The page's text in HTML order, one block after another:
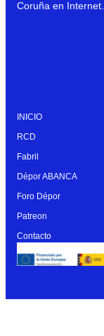
Coruña en Internet.
INICIO
RCD
Fabril
Dépor ABANCA
Foro Dépor
Patreon
Contacto